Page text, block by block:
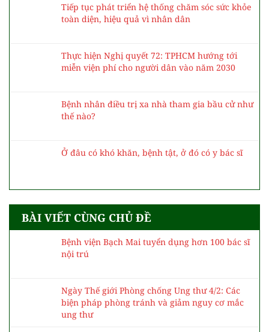
Tiếp tục phát triển hệ thống chăm sóc sức khỏe
toàn diện, hiệu quả vì nhân dân
Thực hiện Nghị quyết 72: TPHCM hướng tới
miễn viện phí cho người dân vào năm 2030
Bệnh nhân điều trị xa nhà tham gia bầu cử như
thế nào?
Ở đâu có khó khăn, bệnh tật, ở đó có y bác sĩ
BÀI VIẾT CÙNG CHỦ ĐỀ
Bệnh viện Bạch Mai tuyển dụng hơn 100 bác sĩ
nội trú
Ngày Thế giới Phòng chống Ung thư 4/2: Các
biện pháp phòng tránh và giảm nguy cơ mắc
ung thư